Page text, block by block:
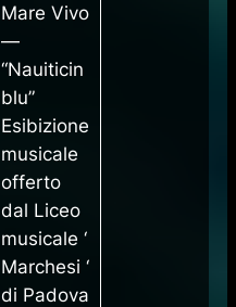
Mare Vivo
—
“Nauiticin
blu”
Esibizione
musicale
offerto
dal Liceo
musicale ‘
Marchesi ‘
di Padova